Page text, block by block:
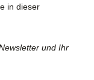
in dieser
und Ihr